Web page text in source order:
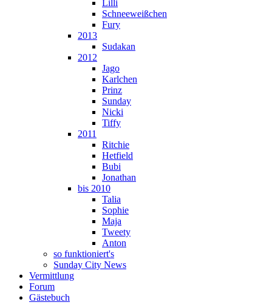
Lilli
Schneeweißchen
Fury
2013
Sudakan
2012
Jago
Karlchen
Prinz
Sunday
Nicki
Tiffy
2011
Ritchie
Hetfield
Bubi
Jonathan
bis 2010
Talia
Sophie
Maja
Tweety
Anton
so funktioniert's
Sunday City News
Vermittlung
Forum
Gästebuch